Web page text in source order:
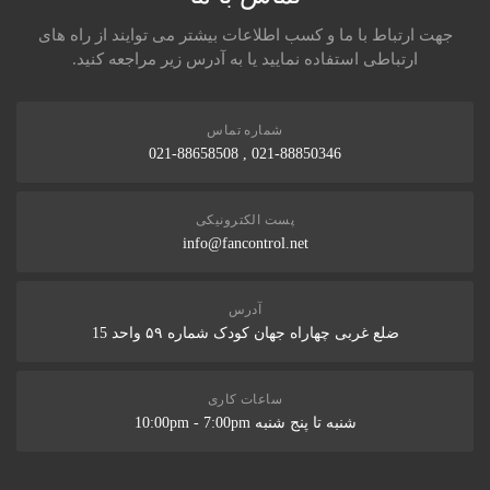
دمای فرآیند
حفاظت از انگرس
همچنین به عنوان نسخه SIL موجود است
HABIB
نمایشگر این مدل چی میشه
جهت ارتباط با ما و کسب اطلاعات بیشتر می توایند از راه های
ارتباطی استفاده نمایید یا به آدرس زیر مراجعه کنید.
شماره تماس
021-88850346 , 021-88658508
پست الکترونیکی
info@fancontrol.net
آدرس
ضلع غربی چهاراه جهان کودک شماره ۵۹ واحد 15
ساعات کاری
شنبه تا پنج شنبه 10:00pm - 7:00pm